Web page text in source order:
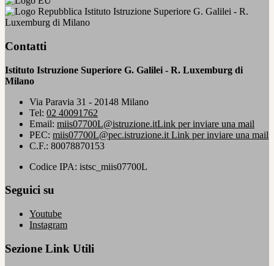
Istituto Istruzione Superiore G. Galilei - R.
Luxemburg di Milano
Contatti
Istituto Istruzione Superiore G. Galilei - R. Luxemburg di
Milano
Via Paravia 31 - 20148 Milano
Tel: 02 40091762
Email: miis07700L@istruzione.itLink per inviare una mail
PEC: miis07700L@pec.istruzione.it Link per inviare una mail
C.F.: 80078870153
Codice IPA: istsc_miis07700L
Seguici su
Youtube
Instagram
Sezione Link Utili